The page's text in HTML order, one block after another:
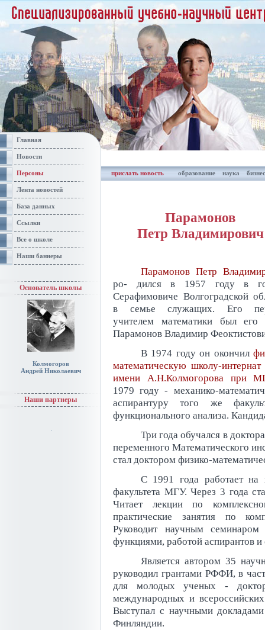
Главная
Новости
Персоны
Лента новостей
База данных
Ссылки
Все о школе
Наши баннеры
Основатель школы
Колмогоров
Андрей Николаевич
Наши партнеры
прислать новость образование наука бизнес
Парамонов
Петр Владимирович
Парамонов Петр
ро- дился в 1957 году в
Серафимовиче Волгоградской
в семье служащих. Его
учителем математики был его
Парамонов Владимир
В 1974 году он окончил
математическую школу-
имени А.Н.Колмогорова при
1979 году - механико-
аспирантуру того же
функционального анализа.
Три года обучался в
переменного Математического
стал доктором физико-
С 1991 года работает на
факультета МГУ. Через 3 года
Читает лекции по
практические занятия по
Руководит научным
функциями, работой аспирантов и
Является автором 35
руководил грантами РФФИ, в
для молодых ученых -
международных и
Выступал с научными
Финляндии.